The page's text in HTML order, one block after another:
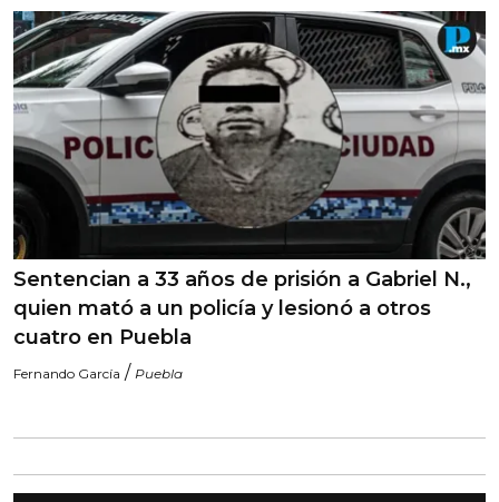
Sentencian a 33 años de prisión a Gabriel N.,
quien mató a un policía y lesionó a otros
cuatro en Puebla
Fernando García / Puebla